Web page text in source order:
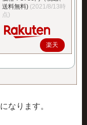
送料無料) (2021/8/13時
点)
楽天
になります。